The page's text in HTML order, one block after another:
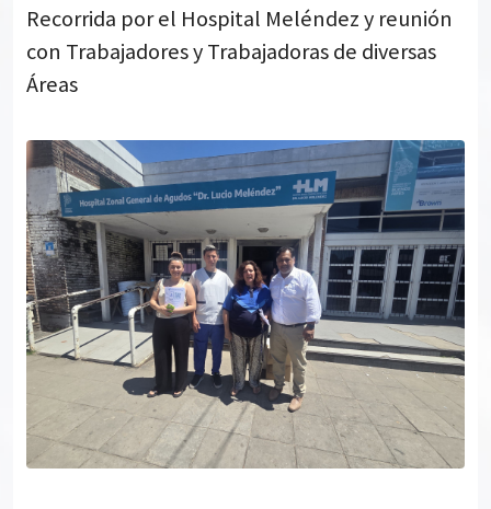
Recorrida por el Hospital Meléndez y reunión
con Trabajadores y Trabajadoras de diversas
Áreas